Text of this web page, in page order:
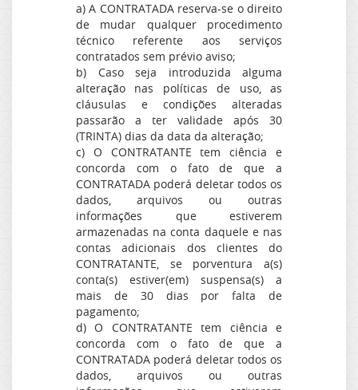
a) A CONTRATADA reserva-se o direito
de mudar qualquer procedimento
técnico referente aos serviços
contratados sem prévio aviso;
b) Caso seja introduzida alguma
alteração nas políticas de uso, as
cláusulas e condições alteradas
passarão a ter validade após 30
(TRINTA) dias da data da alteração;
c) O CONTRATANTE tem ciência e
concorda com o fato de que a
CONTRATADA poderá deletar todos os
dados, arquivos ou outras
informações que estiverem
armazenadas na conta daquele e nas
contas adicionais dos clientes do
CONTRATANTE, se porventura a(s)
conta(s) estiver(em) suspensa(s) a
mais de 30 dias por falta de
pagamento;
d) O CONTRATANTE tem ciência e
concorda com o fato de que a
CONTRATADA poderá deletar todos os
dados, arquivos ou outras